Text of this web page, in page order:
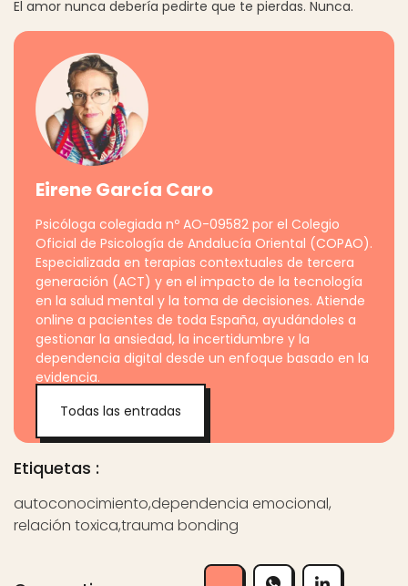
El amor nunca debería pedirte que te pierdas. Nunca.
Eirene García Caro
Psicóloga colegiada nº AO-09582 por el Colegio
Oficial de Psicología de Andalucía Oriental (COPAO).
Especializada en terapias contextuales de tercera
generación (ACT) y en el impacto de la tecnología
en la salud mental y la toma de decisiones. Atiende
online a pacientes de toda España, ayudándoles a
gestionar la ansiedad, la incertidumbre y la
dependencia digital desde un enfoque basado en la
evidencia.
Todas las entradas
Etiquetas :
autoconocimiento,dependencia emocional,
relación toxica,trauma bonding